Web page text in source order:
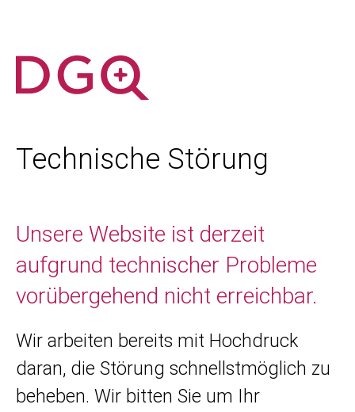
Technische Störung
Unsere Website ist derzeit
aufgrund technischer Probleme
vorübergehend nicht erreichbar.
Wir arbeiten bereits mit Hochdruck
daran, die Störung schnellstmöglich zu
beheben. Wir bitten Sie um Ihr